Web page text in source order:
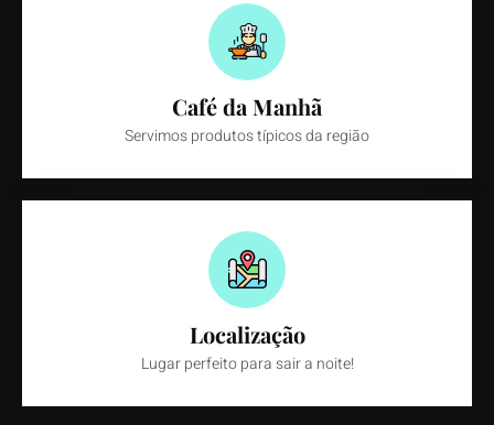
Café da Manhã
Servimos produtos típicos da região
Localização
Lugar perfeito para sair a noite!